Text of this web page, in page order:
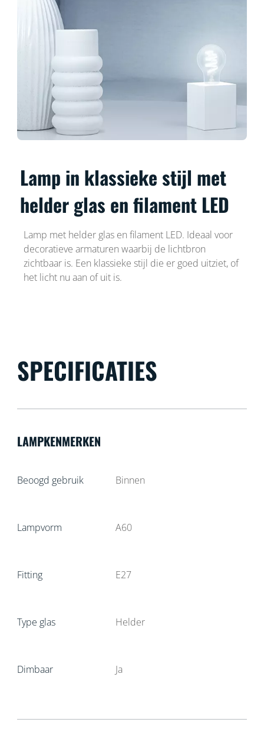
Lamp in klassieke stijl met
helder glas en filament LED
Lamp met helder glas en filament LED. Ideaal voor
decoratieve armaturen waarbij de lichtbron
zichtbaar is. Een klassieke stijl die er goed uitziet, of
het licht nu aan of uit is.
SPECIFICATIES
LAMPKENMERKEN
Beoogd gebruik Binnen
Lampvorm A60
Fitting E27
Type glas Helder
Dimbaar Ja